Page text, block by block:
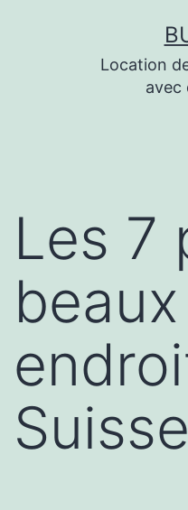
Location
avec
Les 7
beaux
Suisse